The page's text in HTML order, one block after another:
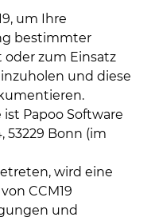
um Ihre
bestimmter
oder zum Einsatz
und diese
Papoo Software
53229 Bonn (im
wird eine
CCM19
und